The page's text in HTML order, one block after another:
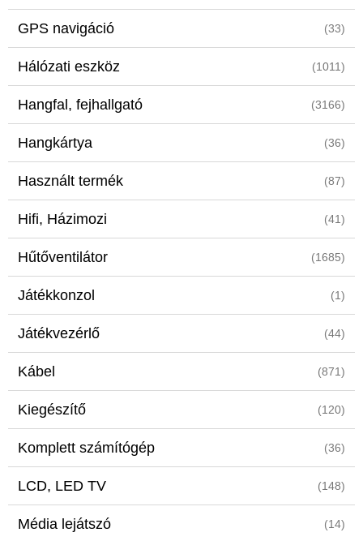
GPS navigáció (33)
Hálózati eszköz (1011)
Hangfal, fejhallgató (3166)
Hangkártya (36)
Használt termék (87)
Hifi, Házimozi (41)
Hűtőventilátor (1685)
Játékkonzol (1)
Játékvezérlő (44)
Kábel (871)
Kiegészítő (120)
Komplett számítógép (36)
LCD, LED TV (148)
Média lejátszó (14)